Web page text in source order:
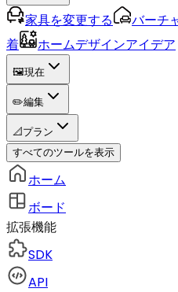
家具を変更する バーチ
着
ホームデザインアイデア
🖼️現在
✏️編集
📐 プラン
すべてのツールを表示
ホーム
ボード
拡張機能
SDK
API